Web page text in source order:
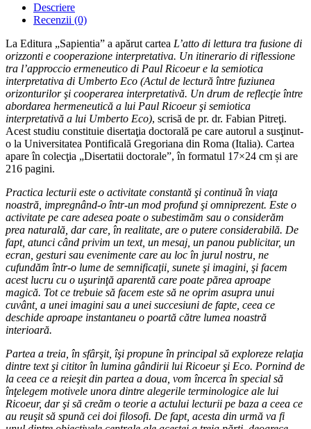
Descriere
Recenzii (0)
La Editura „Sapientia” a apărut cartea L’atto di lettura tra fusione di
orizzonti e cooperazione interpretativa. Un itinerario di riflessione
tra l’approccio ermeneutico di Paul Ricoeur e la semiotica
interpretativa di Umberto Eco (Actul de lectură între fuziunea
orizonturilor şi cooperarea interpretativă. Un drum de reflecţie între
abordarea hermeneutică a lui Paul Ricoeur şi semiotica
interpretativă a lui Umberto Eco), scrisă de pr. dr. Fabian Pitreţi.
Acest studiu constituie disertaţia doctorală pe care autorul a susţinut-
o la Universitatea Pontificală Gregoriana din Roma (Italia). Cartea
apare în colecţia „Disertatii doctorale”, în formatul 17×24 cm și are
216 pagini.
Practica lecturii este o activitate constantă şi continuă în viaţa
noastră, impregnând-o într-un mod profund şi omniprezent. Este o
activitate pe care adesea poate o subestimăm sau o considerăm
prea naturală, dar care, în realitate, are o putere considerabilă. De
fapt, atunci când privim un text, un mesaj, un panou publicitar, un
ecran, gesturi sau evenimente care au loc în jurul nostru, ne
cufundăm într-o lume de semnificaţii, sunete şi imagini, şi facem
acest lucru cu o uşurinţă aparentă care poate părea aproape
magică. Tot ce trebuie să facem este să ne oprim asupra unui
cuvânt, a unei imagini sau a unei succesiuni de fapte, ceea ce
deschide aproape instantaneu o poartă către lumea noastră
interioară.
Partea a treia, în sfârşit, îşi propune în principal să exploreze relaţia
dintre text şi cititor în lumina gândirii lui Ricoeur şi Eco. Pornind de
la ceea ce a reieşit din partea a doua, vom încerca în special să
înţelegem motivele unora dintre alegerile terminologice ale lui
Ricoeur, dar şi să creăm o teorie a actului lecturii pe baza a ceea ce
au reuşit să spună cei doi filosofi. De fapt, acesta din urmă va fi